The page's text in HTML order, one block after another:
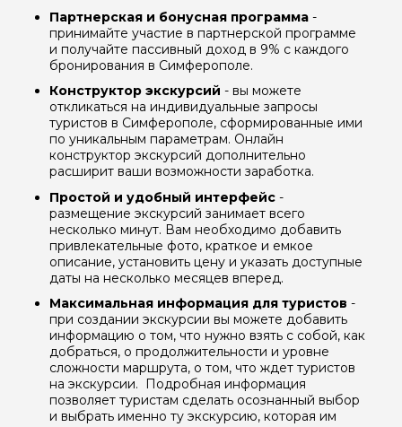
Партнерская и бонусная программа -
принимайте участие в партнерской программе
и получайте пассивный доход в 9% с каждого
бронирования в Симферополе.
Конструктор экскурсий - вы можете
откликаться на индивидуальные запросы
туристов в Симферополе, сформированные ими
по уникальным параметрам. Онлайн
конструктор экскурсий дополнительно
расширит ваши возможности заработка.
Простой и удобный интерфейс -
размещение экскурсий занимает всего
несколько минут. Вам необходимо добавить
привлекательные фото, краткое и емкое
описание, установить цену и указать доступные
даты на несколько месяцев вперед.
Максимальная информация для туристов -
при создании экскурсии вы можете добавить
информацию о том, что нужно взять с собой, как
добраться, о продолжительности и уровне
сложности маршрута, о том, что ждет туристов
на экскурсии. Подробная информация
позволяет туристам сделать осознанный выбор
и выбрать именно ту экскурсию, которая им